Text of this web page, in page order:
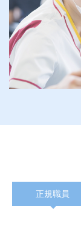
正規職員